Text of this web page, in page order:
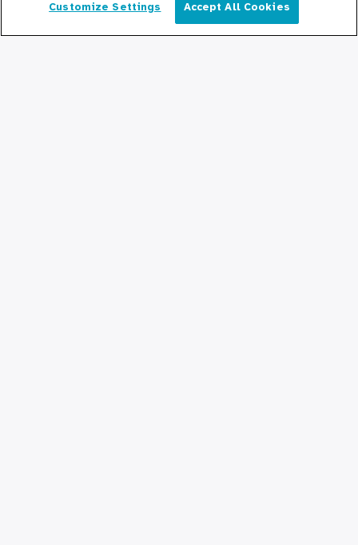
Para Profesionales Médicos
Español
Customize Settings Accept All Cookies